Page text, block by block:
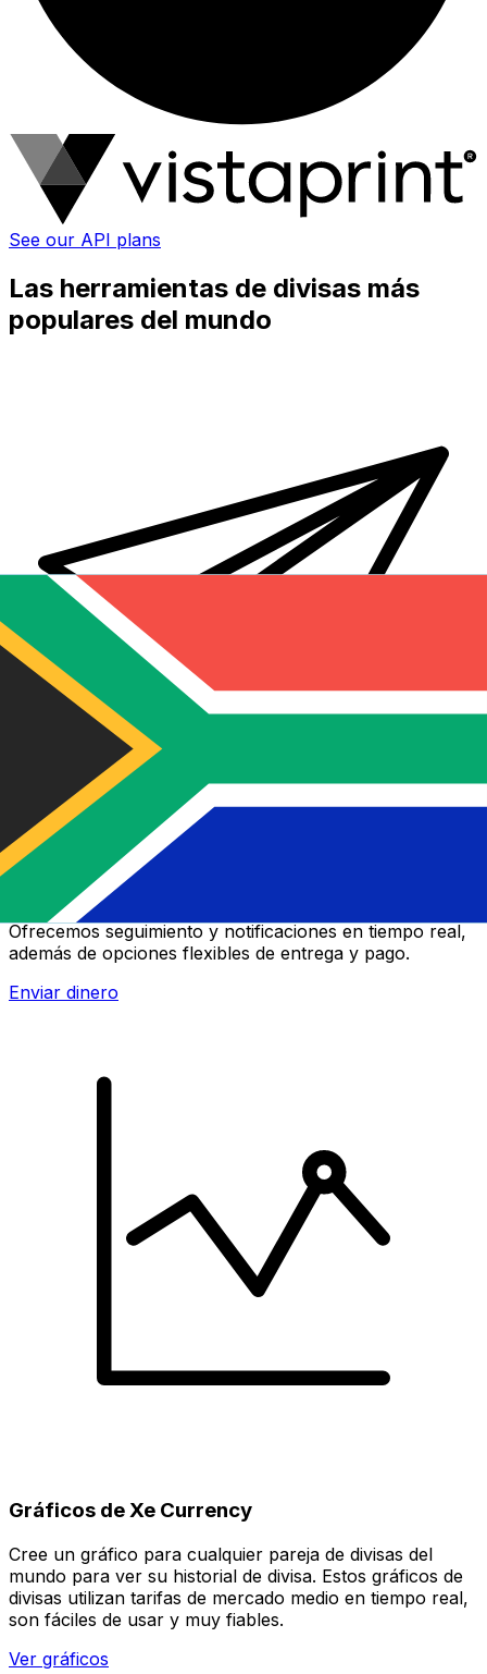
See our API plans
Las herramientas de divisas más
populares del mundo
Transferencias de dinero internacionales Xe
Envíe dinero en línea de forma rápida, segura y fácil.
Ofrecemos seguimiento y notificaciones en tiempo real,
además de opciones flexibles de entrega y pago.
Enviar dinero
Gráficos de Xe Currency
Cree un gráfico para cualquier pareja de divisas del
mundo para ver su historial de divisa. Estos gráficos de
divisas utilizan tarifas de mercado medio en tiempo real,
son fáciles de usar y muy fiables.
Ver gráficos